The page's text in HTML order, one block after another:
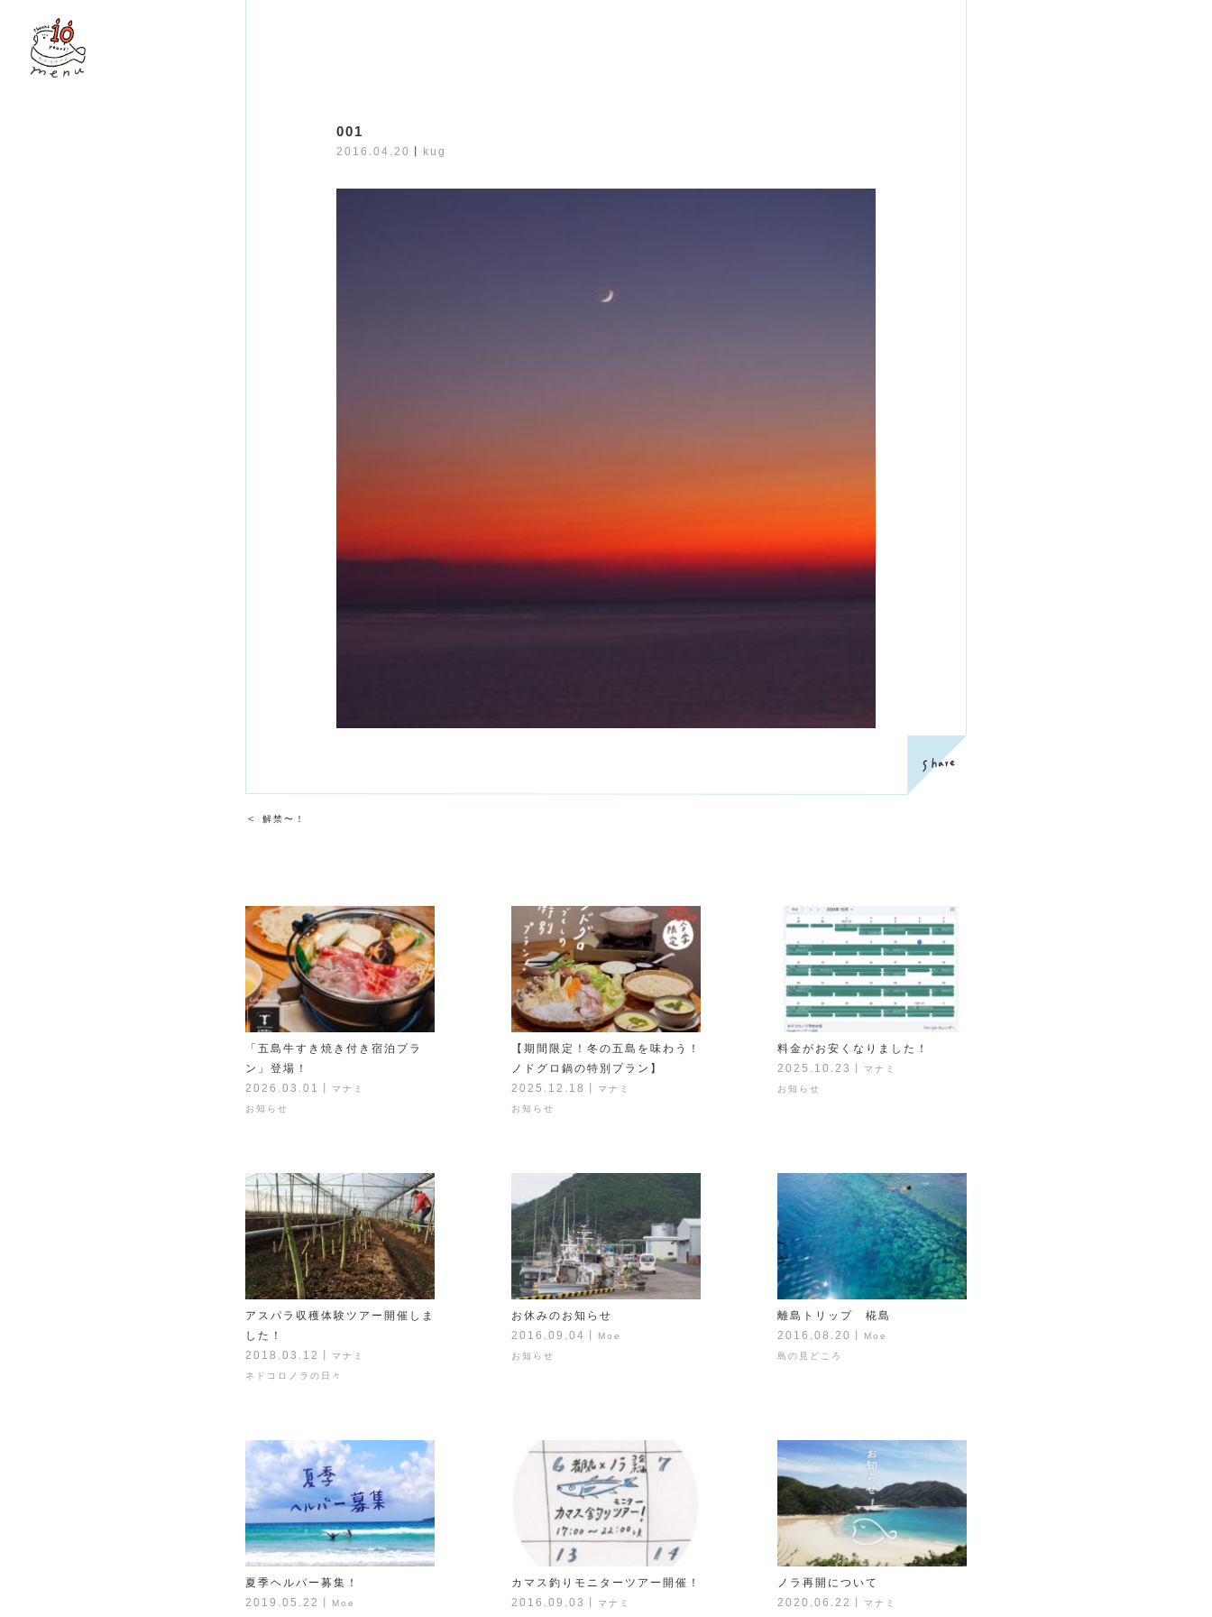
001
2016.04.20 kug
＜ 解禁〜！
「五島牛すき焼き付き宿泊プラ
ン」登場！
2026.03.01
マナミ
お知らせ
【期間限定！冬の五島を味わう！
ノドグロ鍋の特別プラン】
2025.12.18
マナミ
お知らせ
料金がお安くなりました！
2025.10.23
マナミ
お知らせ
アスパラ収穫体験ツアー開催しま
した！
2018.03.12
マナミ
ネドコロノラの日々
お休みのお知らせ
2016.09.04
Moe
お知らせ
離島トリップ 椛島
2016.08.20
Moe
島の見どころ
夏季ヘルパー募集！
2019.05.22
Moe
カマス釣りモニターツアー開催！
2016.09.03
マナミ
ノラ再開について
2020.06.22
マナミ